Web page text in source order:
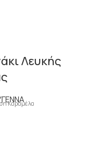
Λευκής
Καραμέλα